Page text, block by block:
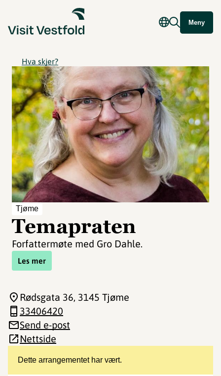
Meny
Hva skjer?
Tjøme
Temapraten
Forfattermøte med Gro Dahle.
Les mer
Dette arrangementet har vært.
Rødsgata 36, 3145 Tjøme
33406420
Send e-post
Nettside